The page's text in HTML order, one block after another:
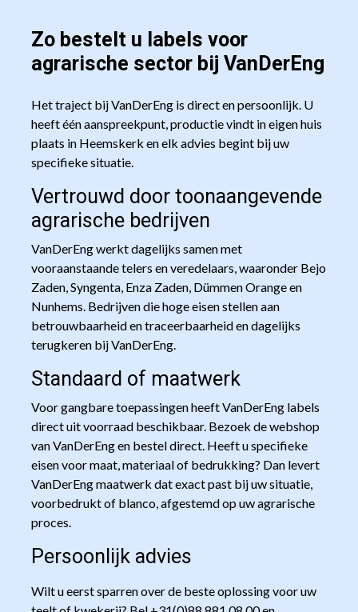
Zo bestelt u labels voor
agrarische sector bij VanDerEng
Het traject bij VanDerEng is direct en persoonlijk. U
heeft één aanspreekpunt, productie vindt in eigen huis
plaats in Heemskerk en elk advies begint bij uw
specifieke situatie.
Vertrouwd door toonaangevende
agrarische bedrijven
VanDerEng werkt dagelijks samen met
vooraanstaande telers en veredelaars, waaronder Bejo
Zaden, Syngenta, Enza Zaden, Dümmen Orange en
Nunhems. Bedrijven die hoge eisen stellen aan
betrouwbaarheid en traceerbaarheid en dagelijks
terugkeren bij VanDerEng.
Standaard of maatwerk
Voor gangbare toepassingen heeft VanDerEng labels
direct uit voorraad beschikbaar. Bezoek de webshop
van VanDerEng en bestel direct. Heeft u specifieke
eisen voor maat, materiaal of bedrukking? Dan levert
VanDerEng maatwerk dat exact past bij uw situatie,
voorbedrukt of blanco, afgestemd op uw agrarische
proces.
Persoonlijk advies
Wilt u eerst sparren over de beste oplossing voor uw